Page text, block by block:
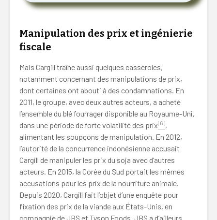
Manipulation des prix et ingénierie
fiscale
Mais Cargill traîne aussi quelques casseroles,
notamment concernant des manipulations de prix,
dont certaines ont abouti à des condamnations. En
2011, le groupe, avec deux autres acteurs, a acheté
l’ensemble du blé fourrager disponible au Royaume-Uni,
dans une période de forte volatilité des prix[6],
alimentant les soupçons de manipulation. En 2012,
l’autorité de la concurrence indonésienne accusait
Cargill de manipuler les prix du soja avec d’autres
acteurs. En 2015, la Corée du Sud portait les mêmes
accusations pour les prix de la nourriture animale.
Depuis 2020, Cargill fait l’objet d’une enquête pour
fixation des prix de la viande aux États-Unis, en
compagnie de JBS et Tyson Foods. JBS a d’ailleurs